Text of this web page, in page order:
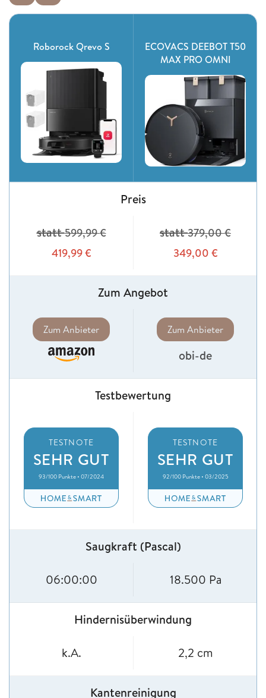
Roborock Qrevo S
ECOVACS DEEBOT T50
MAX PRO OMNI
Preis
statt599,99€
419,99€
statt379,00€
349,00 €
Zum Angebot
Zum Anbieter Zum Anbieter
obi-de
Testbewertung
TESTNOTE
SEHR GUT
93/100 Punkte • 07/2024
TESTNOTE
SEHR GUT
92/100 Punkte • 03/2025
Saugkraft (Pascal)
06:00:00 18.500 Pa
Hindernisüberwindung
k.A. 2,2 cm
Kantenreinigung